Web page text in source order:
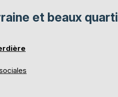
et beaux